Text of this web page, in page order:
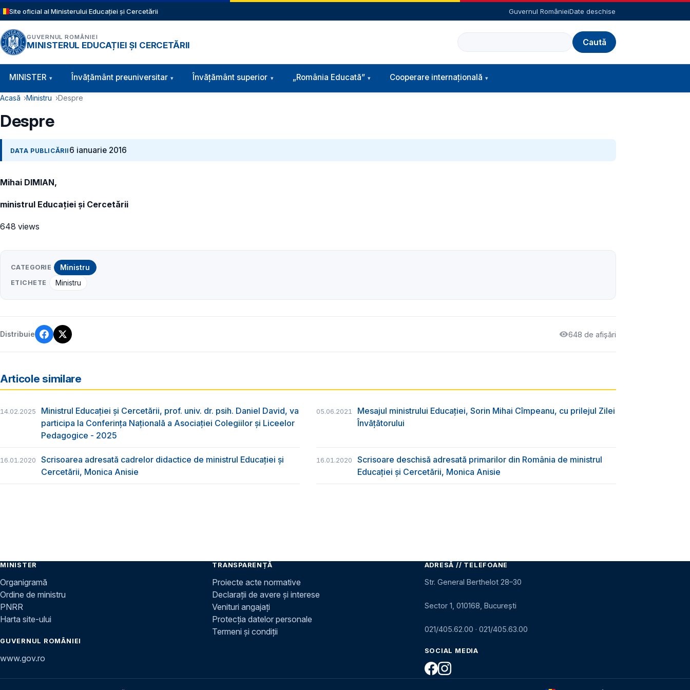
Sari la conținutul principal
Site oficial al Ministerului Educației și Cercetării Guvernul RomânieiDate deschise
GUVERNUL ROMÂNIEI
MINISTERUL EDUCAȚIEI ȘI CERCETĂRII
Caută
Navigație principală
MINISTER Învăţământ preuniversitar Învățământ superior „România Educată” Cooperare internațională
Cale de navigare
Acasă Ministru Despre
Despre
DATA PUBLICĂRII 6 ianuarie 2016
Mihai DIMIAN,
ministrul Educației și Cercetării
648 views
CATEGORIE Ministru
ETICHETE Ministru
Distribuie 648 de afișări
Articole similare
14.02.2025
Ministrul Educației și Cercetării, prof. univ. dr. psih. Daniel David, va
participa la Conferința Națională a Asociației Colegiilor și Liceelor
Pedagogice - 2025
05.06.2021
Mesajul ministrului Educației, Sorin Mihai Cîmpeanu, cu prilejul Zilei
Învățătorului
16.01.2020
Scrisoarea adresată cadrelor didactice de ministrul Educației și
Cercetării, Monica Anisie
16.01.2020
Scrisoare deschisă adresată primarilor din România de ministrul
Educației și Cercetării, Monica Anisie
MINISTER
Organigramă
Ordine de ministru
PNRR
Harta site-ului
GUVERNUL ROMÂNIEI
www.gov.ro
TRANSPARENȚĂ
Proiecte acte normative
Declarații de avere și interese
Venituri angajați
Protecția datelor personale
Termeni și condiții
ADRESĂ // TELEFOANE
Str. General Berthelot 28–30
Sector 1, 010168, București
021/405.62.00 · 021/405.63.00
SOCIAL MEDIA